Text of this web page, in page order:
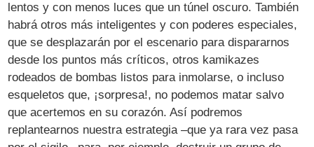
lentos y con menos luces que un túnel oscuro. También
habrá otros más inteligentes y con poderes especiales,
que se desplazarán por el escenario para dispararnos
desde los puntos más críticos, otros kamikazes
rodeados de bombas listos para inmolarse, o incluso
esqueletos que, ¡sorpresa!, no podemos matar salvo
que acertemos en su corazón. Así podremos
replantearnos nuestra estrategia –que ya rara vez pasa